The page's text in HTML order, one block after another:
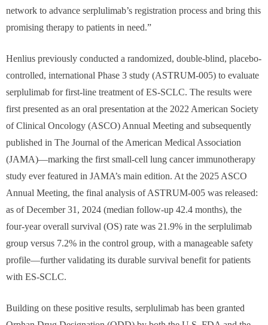
network to advance serplulimab’s registration process and bring this
promising therapy to patients in need.”
Henlius previously conducted a randomized, double-blind, placebo-
controlled, international Phase 3 study (ASTRUM-005) to evaluate
serplulimab for first-line treatment of ES-SCLC. The results were
first presented as an oral presentation at the 2022 American Society
of Clinical Oncology (ASCO) Annual Meeting and subsequently
published in The Journal of the American Medical Association
(JAMA)—marking the first small-cell lung cancer immunotherapy
study ever featured in JAMA’s main edition. At the 2025 ASCO
Annual Meeting, the final analysis of ASTRUM-005 was released:
as of December 31, 2024 (median follow-up 42.4 months), the
four-year overall survival (OS) rate was 21.9% in the serplulimab
group versus 7.2% in the control group, with a manageable safety
profile—further validating its durable survival benefit for patients
with ES-SCLC.
Building on these positive results, serplulimab has been granted